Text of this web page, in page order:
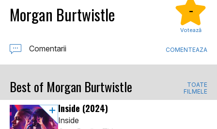
Morgan Burtwistle -
Votează
Comentarii COMENTEAZA
Best of Morgan Burtwistle
TOATE
FILMELE
Inside (2024)
Inside